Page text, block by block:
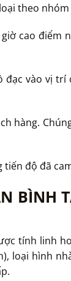
theo
cao điểm
vào vị
hàng.
độ đã
BÌNH
tính linh
loại hình